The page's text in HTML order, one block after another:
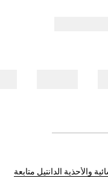
والأحذية الدانتيل متابعة